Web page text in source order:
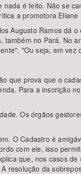
é feito. Não se
a promotora Eliane
Augusto Ramos dá
no Pará. No
"Ou seja, em vez
que prova que o
Para a inscrição
Os órgãos
O Cadastro é
com ele, isso
que, nos casos
resolução da